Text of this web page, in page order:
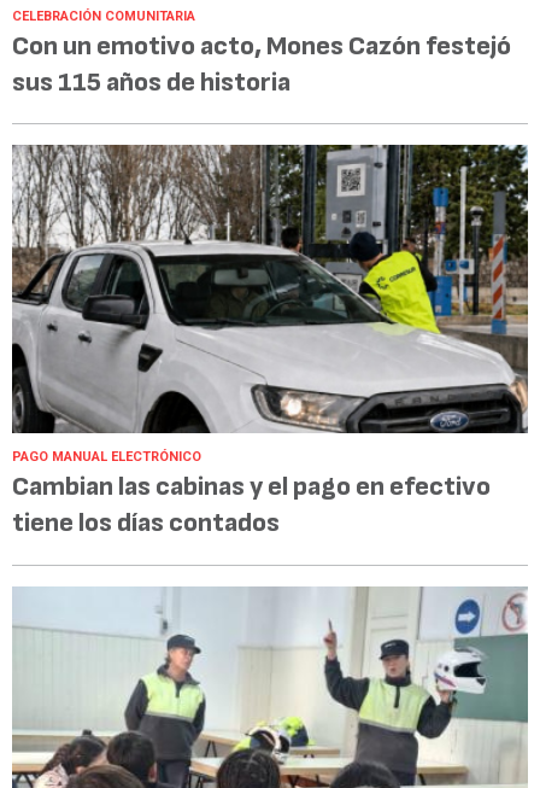
CELEBRACIÓN COMUNITARIA
Con un emotivo acto, Mones Cazón festejó
sus 115 años de historia
PAGO MANUAL ELECTRÓNICO
Cambian las cabinas y el pago en efectivo
tiene los días contados